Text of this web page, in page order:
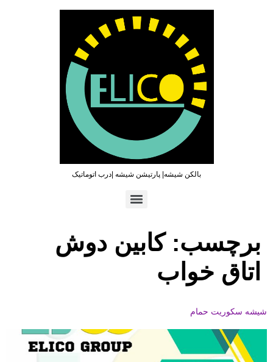
بالکن شیشه| پارتیشن شیشه |درب اتوماتیک
برچسب:کابین دوش
اتاق خواب
شیشه سکوریت حمام